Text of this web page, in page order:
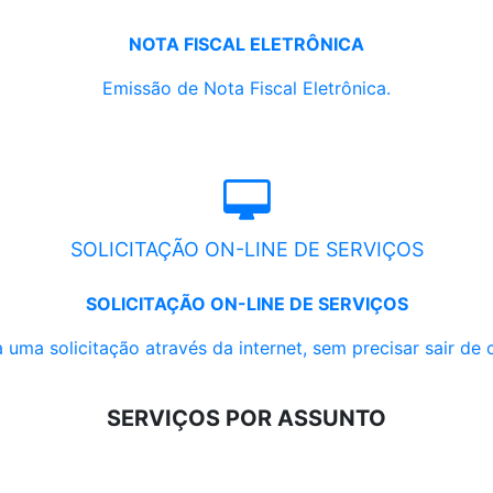
NOTA FISCAL ELETRÔNICA
Emissão de Nota Fiscal Eletrônica.
SOLICITAÇÃO ON-LINE DE SERVIÇOS
SOLICITAÇÃO ON-LINE DE SERVIÇOS
uma solicitação através da internet, sem precisar sair de
SERVIÇOS POR ASSUNTO